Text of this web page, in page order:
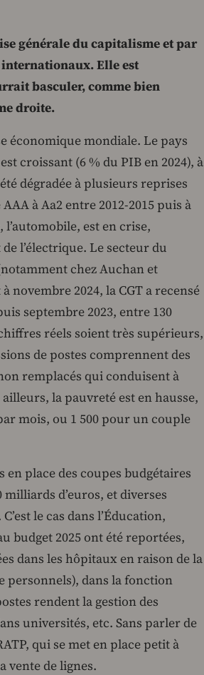
générale du capitalisme et par
Elle est
basculer, comme bien
droite.
économique mondiale. Le pays
croissant (6 % du PIB en 2024), à
dégradée à plusieurs reprises
à Aa2 entre 2012-2015 puis à
l’automobile, est en crise,
l’électrique. Le secteur du
chez Auchan et
novembre 2024, la CGT a recensé
septembre 2023, entre 130
réels soient très supérieurs,
de postes comprennent des
remplacés qui conduisent à
la pauvreté est en hausse,
mois, ou 1 500 pour un couple
place des coupes budgétaires
d’euros, et diverses
le cas dans l’Éducation,
budget 2025 ont été reportées,
dans les hôpitaux en raison de la
personnels), dans la fonction
rendent la gestion des
universités, etc. Sans parler de
qui se met en place petit à
vente de lignes.